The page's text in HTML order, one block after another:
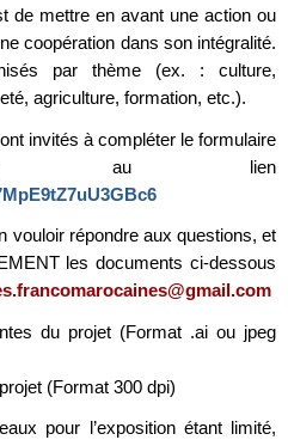
de mettre en avant une action ou
coopération dans son intégralité.
par thème (ex. : culture,
agriculture, formation, etc.).
invités à compléter le formulaire
au lien
vouloir répondre aux questions, et
les documents ci-dessous
du projet (Format .ai ou jpeg
(Format 300 dpi)
pour l’exposition étant limité,